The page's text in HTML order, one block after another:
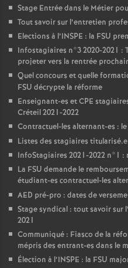
Stage Entrée dans le Métier
Tout savoir sur l’entretien
Elections à l’INSPE : la FSU
Infostagiaires n°3 2020-2021 :
projeter vers la rentrée
Quel concours et quelle
FSU décrypte la réforme
Enseignant-es etCPE
Créteil 2021-2022
Contractuel-les alternant-es : le
Listes des stagiaires
InfoStagiaires 2021-2022 n°1
La FSU demande le
étudiant-es contractuel-les
AED pré-pro : dates de
Stage syndical : tout savoir sur
2021
Communiqué : Fiasco de la
mépris des entrant-es dans le
Élection à l’INSPE : la FSU